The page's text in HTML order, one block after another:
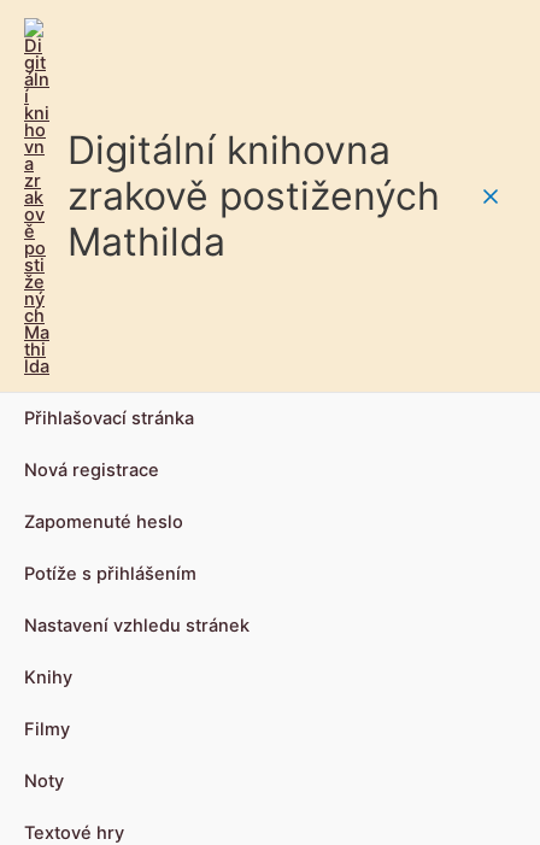
Digitální knihovna
zrakově postižených
Mathilda
Přihlašovací stránka
Nová registrace
Zapomenuté heslo
Potíže s přihlášením
Nastavení vzhledu stránek
Knihy
Filmy
Noty
Textové hry